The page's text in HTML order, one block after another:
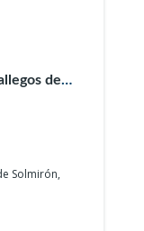
de
Solmirón,